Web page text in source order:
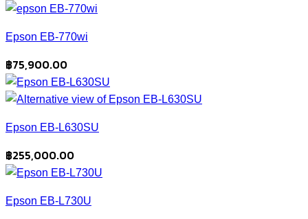
Epson EB-770wi
฿75,900.00
Epson EB-L630SU
฿255,000.00
Epson EB-L730U